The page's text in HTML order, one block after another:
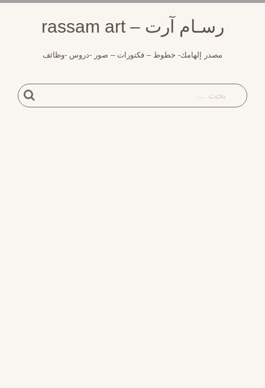
رسـام آرت – rassam art
مصدر إلهامك- خطوط – فكتورات – صور -دروس -وظائف